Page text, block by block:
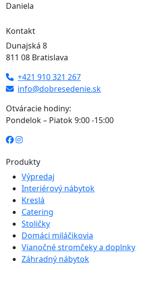
Daniela
Kontakt
Dunajská 8
811 08 Bratislava
+421 910 321 267
info@dobresedenie.sk
Otváracie hodiny:
Pondelok – Piatok 9:00 -15:00
Produkty
Výpredaj
Interiérový nábytok
Kreslá
Catering
Stoličky
Domáci miláčikovia
Vianočné stromčeky a doplnky
Záhradný nábytok